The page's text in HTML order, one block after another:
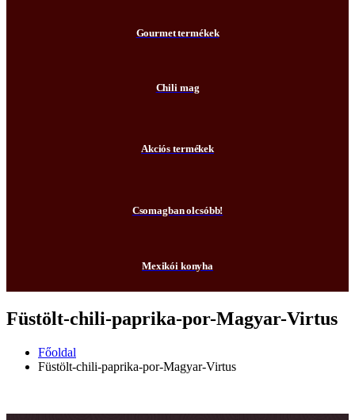
Gourmet termékek
Chili mag
Akciós termékek
Csomagban olcsóbb!
Mexikói konyha
Füstölt-chili-paprika-por-Magyar-Virtus
Főoldal
Füstölt-chili-paprika-por-Magyar-Virtus